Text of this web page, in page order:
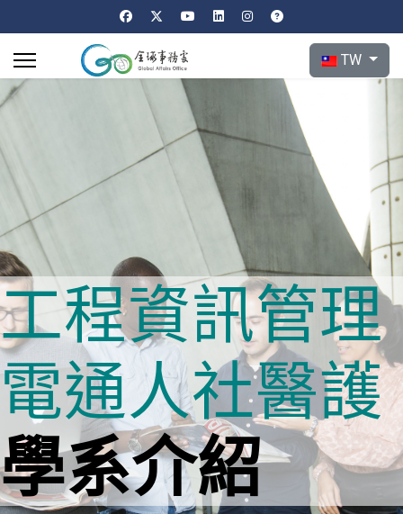
選擇你的語言
TW
工程資訊管理
電通人社醫護
學系介紹